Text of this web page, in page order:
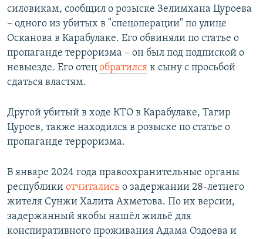
силовикам, сообщил о розыске Зелимхана Цуроева
– одного из убитых в "спецоперации" по улице
Осканова в Карабулаке. Его обвиняли по статье о
пропаганде терроризма – он был под подпиской о
невыезде. Его отец обратился к сыну с просьбой
сдаться властям.
Другой убитый в ходе КТО в Карабулаке, Тагир
Цуроев, также находился в розыске по статье о
пропаганде терроризма.
В январе 2024 года правоохранительные органы
республики отчитались о задержании 28-летнего
жителя Сунжи Халита Ахметова. По их версии,
задержанный якобы нашёл жильё для
конспиративного проживания Адама Оздоева и